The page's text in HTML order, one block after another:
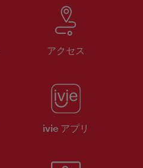
アクセス
ivie アプリ